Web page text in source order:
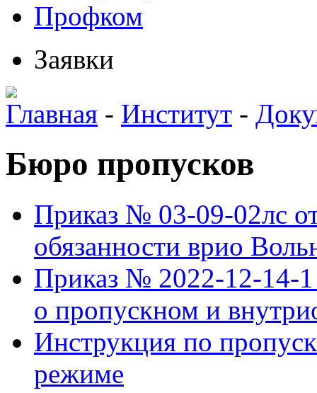
Профком
Заявки
Главная - Институт -
Бюро пропусков
Приказ № 03-09-02лс
обязанности врио
Приказ № 2022-12-14-
о пропускном и
Инструкция по
режиме